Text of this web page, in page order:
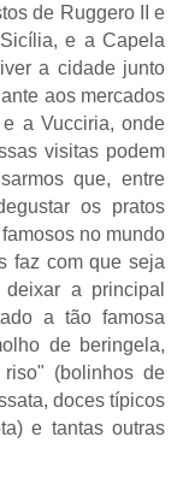
de Ruggero II e
e a Capela
a cidade junto
aos mercados
a Vucciria, onde
visitas podem
que, entre
os pratos
no mundo
faz com que seja
a principal
a tão famosa
de beringela,
(bolinhos de
doces típicos
e tantas outras